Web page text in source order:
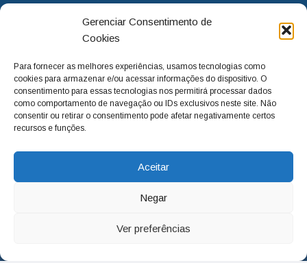
Gerenciar Consentimento de
Cookies
Para fornecer as melhores experiências, usamos tecnologias como
cookies para armazenar e/ou acessar informações do dispositivo. O
consentimento para essas tecnologias nos permitirá processar dados
como comportamento de navegação ou IDs exclusivos neste site. Não
consentir ou retirar o consentimento pode afetar negativamente certos
recursos e funções.
Aceitar
Negar
Ver preferências
cidadãos valinhenses, já que naquela época só existiam
dois jornais. Há mais de 30 anos, o jornal continua
com o foco de trazer as melhores notícias. Nunca
deixamos de lado as necessidades do cidadão, sempre
questionando os órgãos públicos em busca de melhorias
para a cidade e sempre cobrando resoluções para casos
adm@jtv.com.br
(19) 3929-6225